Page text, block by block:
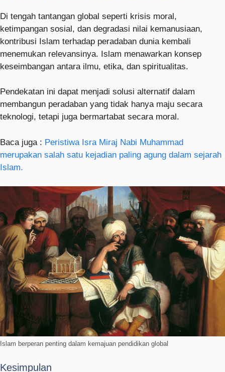
Di tengah tantangan global seperti krisis moral,
ketimpangan sosial, dan degradasi nilai kemanusiaan,
kontribusi Islam terhadap peradaban dunia kembali
menemukan relevansinya. Islam menawarkan konsep
keseimbangan antara ilmu, etika, dan spiritualitas.
Pendekatan ini dapat menjadi solusi alternatif dalam
membangun peradaban yang tidak hanya maju secara
teknologi, tetapi juga bermartabat secara moral.
Baca juga : Peristiwa Isra Miraj Nabi Muhammad
merupakan salah satu kejadian paling agung dalam sejarah
Islam.
Islam berperan penting dalam kemajuan pendidikan global
Kesimpulan